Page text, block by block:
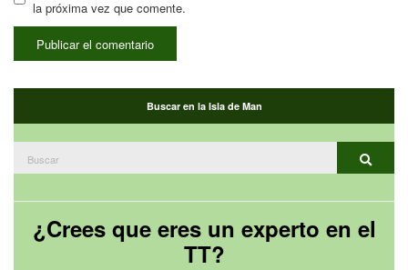
la próxima vez que comente.
Buscar en la Isla de Man
Buscar
¿Crees que eres un experto en el
TT?